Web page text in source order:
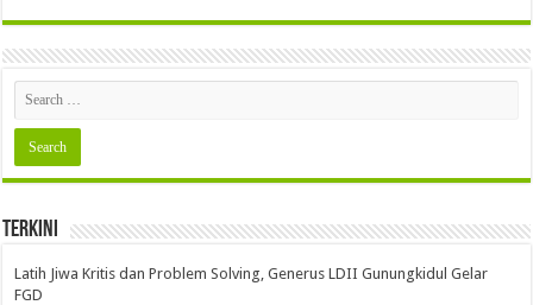
Terkini
Latih Jiwa Kritis dan Problem Solving, Generus LDII Gunungkidul Gelar
FGD